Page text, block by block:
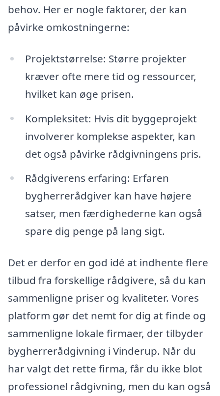
behov. Her er nogle faktorer, der kan
påvirke omkostningerne:
Projektstørrelse: Større projekter
kræver ofte mere tid og ressourcer,
hvilket kan øge prisen.
Kompleksitet: Hvis dit byggeprojekt
involverer komplekse aspekter, kan
det også påvirke rådgivningens pris.
Rådgiverens erfaring: Erfaren
bygherrerådgiver kan have højere
satser, men færdighederne kan også
spare dig penge på lang sigt.
Det er derfor en god idé at indhente flere
tilbud fra forskellige rådgivere, så du kan
sammenligne priser og kvaliteter. Vores
platform gør det nemt for dig at finde og
sammenligne lokale firmaer, der tilbyder
bygherrerådgivning i Vinderup. Når du
har valgt det rette firma, får du ikke blot
professionel rådgivning, men du kan også